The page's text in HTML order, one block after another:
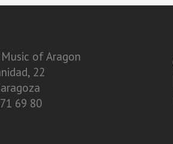
of Aragon
22
69 80